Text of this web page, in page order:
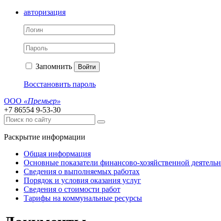
авторизация
Запомнить Войти
Восстановить пароль
ООО «Премьер»
+7 86554 9-53-30
Раскрытие информации
Общая информация
Основные показатели финансово-хозяйственной
Сведения о выполняемых работах
Порядок и условия оказания услуг
Сведения о стоимости работ
Тарифы на коммунальные ресурсы